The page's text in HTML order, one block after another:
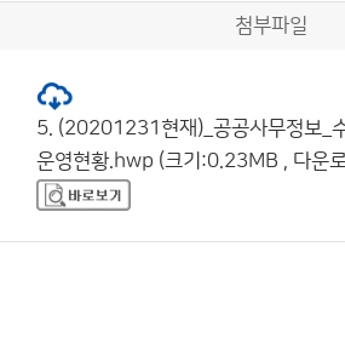
첨부파일
5. (20201231현재)_공공사무정보_
운영현황.hwp (크기:0.23MB , 다운